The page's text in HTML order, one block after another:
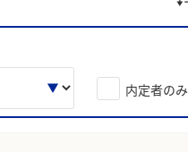
内定者のみ